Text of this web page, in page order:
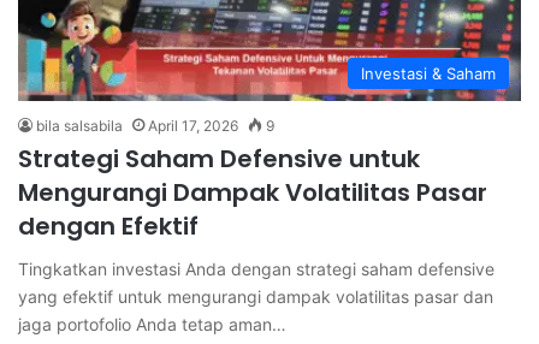
Investasi & Saham
bila salsabila April 17, 2026 9
Strategi Saham Defensive untuk
Mengurangi Dampak Volatilitas Pasar
dengan Efektif
Tingkatkan investasi Anda dengan strategi saham defensive
yang efektif untuk mengurangi dampak volatilitas pasar dan
jaga portofolio Anda tetap aman…